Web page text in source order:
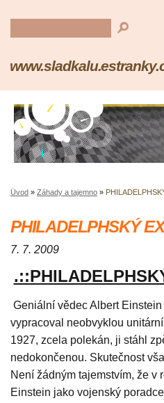
Úvod » Záhady a tajemno »
PHILADELPHSKÝ
7. 7. 2009
Geniální vědec Albert
vypracoval neobvyklou
1927, zcela polekán, ji stáhl
nedokončenou. Skutečnost
Není žádným tajemstvím, že v
Einstein jako vojenský